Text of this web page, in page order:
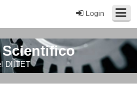
Login
DIITET